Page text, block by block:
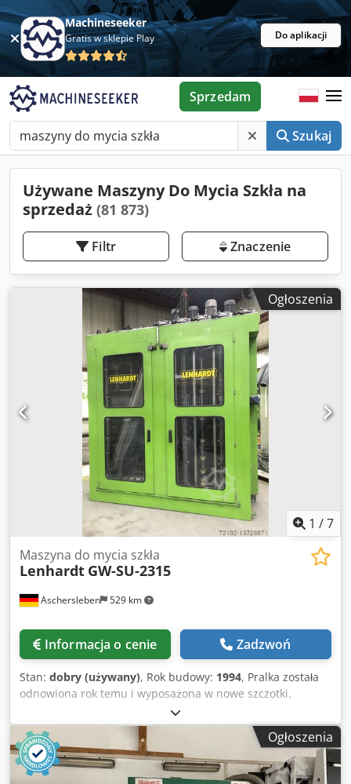
Machineseeker
Gratis w sklepie Play Do aplikacji
Szukaj
Sprzedam
Używane Maszyny Do Mycia Szkła na
sprzedaż (81 873)
Filtr Znaczenie
Ogłoszenia
1 /7
Aschersleben 529 km
Maszyna do mycia szkła
Lenhardt GW-SU-2315
Informacja o cenie Zadzwoń
Stan: dobry (używany), Rok budowy: 1994, Pralka została
odnowiona rok temu i wyposażona w nowe szczotki.
Szczotki do prania są w bardzo dobrym stanie! 8 szczotek,
Bez wlotu i wylotu, Z szafą sterowniczą i wentylatorem
suszarki, Kierunek pracy: od prawej do lewej, Wysokość
mycia 2,3 m, Grubość szkła: 4-15 mm, Cjdeqc Udiepfx Ag
Ssha Szerokość: 2900 mm, głębokość: 1100 mm, wysokość:
Ogłoszenia